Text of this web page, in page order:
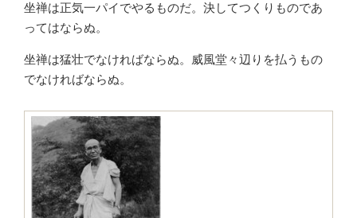
坐禅は正気一パイでやるものだ。決してつくりものであ
ってはならぬ。
坐禅は猛壮でなければならぬ。威風堂々辺りを払うもの
でなければならぬ。